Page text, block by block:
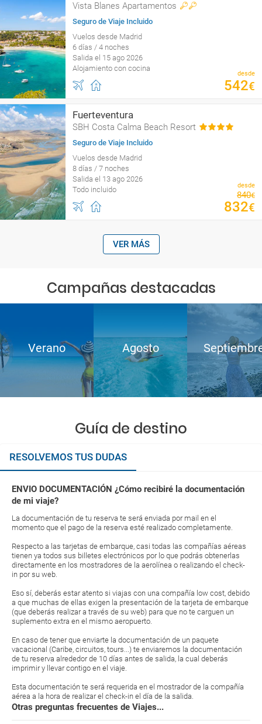
Vista Blanes Apartamentos
Seguro de Viaje Incluido
Vuelos desde Madrid
6 días / 4 noches
Salida el 15 ago 2026
Alojamiento con cocina
desde
542€
Fuerteventura
SBH Costa Calma Beach Resort
Seguro de Viaje Incluido
Vuelos desde Madrid
8 días / 7 noches
Salida el 13 ago 2026
Todo incluido
desde
840€
832€
VER MÁS
Campañas destacadas
Verano Agosto
Guía de destino
RESOLVEMOS TUS DUDAS
ENVIO DOCUMENTACIÓN ¿Cómo recibiré la documentación
de mi viaje?
La documentación de tu reserva te será enviada por mail en el
momento que el pago de la reserva esté realizado completamente.
Respecto a las tarjetas de embarque, casi todas las compañías aéreas
tienen ya todos sus billetes electrónicos por lo que podrás obtenerlas
directamente en los mostradores de la aerolínea o realizando el check-
in por su web.
Eso sí, deberás estar atento si viajas con una compañía low cost, debido
a que muchas de ellas exigen la presentación de la tarjeta de embarque
(que deberás realizar a través de su web) para que no te carguen un
suplemento extra en el mismo aeropuerto.
En caso de tener que enviarte la documentación de un paquete
vacacional (Caribe, circuitos, tours...) te enviaremos la documentación
de tu reserva alrededor de 10 días antes de salida, la cual deberás
imprimir y llevar contigo en el viaje.
Esta documentación te será requerida en el mostrador de la compañía
aérea a la hora de realizar el check-in el día de la salida.
Otras preguntas frecuentes de Viajes...